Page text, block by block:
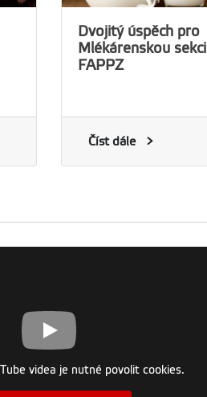
Dvojitý úspěch pro
Mlékárenskou sekci
FAPPZ
Číst dále
videa je nutné povolit cookies.